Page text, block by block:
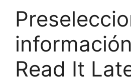
Read It